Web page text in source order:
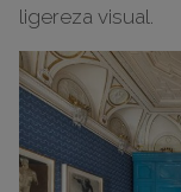
ligereza visual.